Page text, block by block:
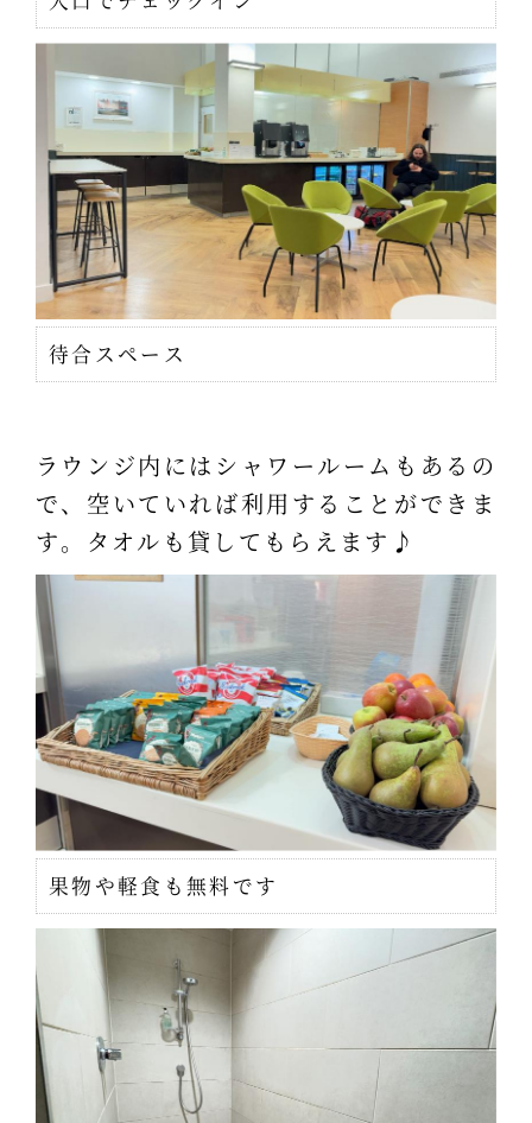
待合スペース
ラウンジ内にはシャワールームもあるの
で、空いていれば利用することができま
す。タオルも貸してもらえます♪
果物や軽食も無料です